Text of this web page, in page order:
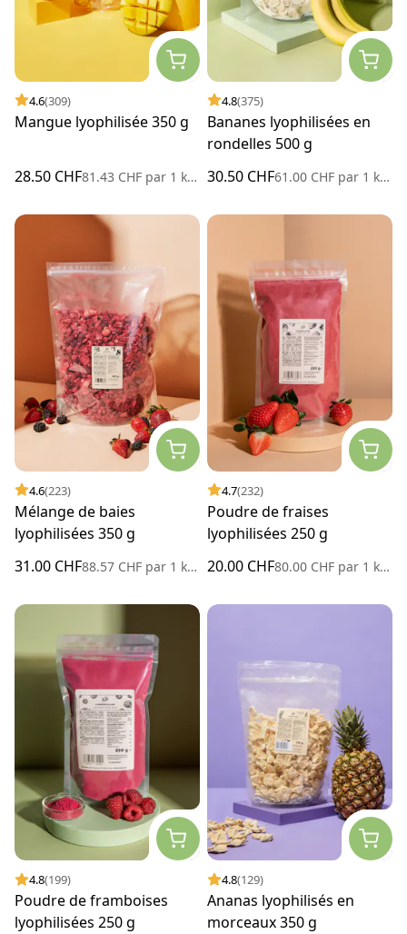
4.6(309)
Mangue lyophilisée 350 g
28.50 CHF81.43 CHF par 1 kilogramme
4.8(375)
Bananes lyophilisées en
rondelles 500 g
30.50 CHF61.00 CHF par 1 kilogramme
4.6(223)
Mélange de baies
lyophilisées 350 g
31.00 CHF88.57 CHF par 1 kilogramme
4.7(232)
Poudre de fraises
lyophilisées 250 g
20.00 CHF80.00 CHF par 1 kilogramme
4.8(199)
Poudre de framboises
lyophilisées 250 g
4.8(129)
Ananas lyophilisés en
morceaux 350 g